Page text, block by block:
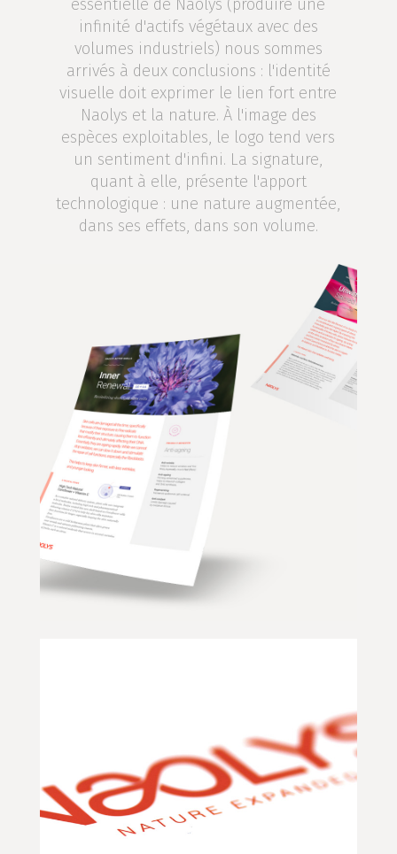
essentielle de Naolys (produire une
infinité d'actifs végétaux avec des
volumes industriels) nous sommes
arrivés à deux conclusions : l'identité
visuelle doit exprimer le lien fort entre
Naolys et la nature. À l'image des
espèces exploitables, le logo tend vers
un sentiment d'infini. La signature,
quant à elle, présente l'apport
technologique : une nature augmentée,
dans ses effets, dans son volume.